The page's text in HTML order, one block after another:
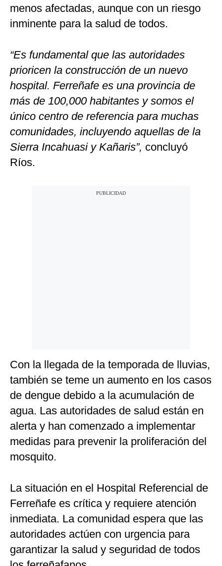
menos afectadas, aunque con un riesgo
inminente para la salud de todos.
“Es fundamental que las autoridades
prioricen la construcción de un nuevo
hospital. Ferreñafe es una provincia de
más de 100,000 habitantes y somos el
único centro de referencia para muchas
comunidades, incluyendo aquellas de la
Sierra Incahuasi y Kañaris”, concluyó
Ríos.
Con la llegada de la temporada de lluvias,
también se teme un aumento en los casos
de dengue debido a la acumulación de
agua. Las autoridades de salud están en
alerta y han comenzado a implementar
medidas para prevenir la proliferación del
mosquito.
La situación en el Hospital Referencial de
Ferreñafe es crítica y requiere atención
inmediata. La comunidad espera que las
autoridades actúen con urgencia para
garantizar la salud y seguridad de todos